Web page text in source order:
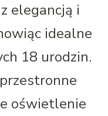
elegancją i
idealne
18 urodzin.
oświetlenie